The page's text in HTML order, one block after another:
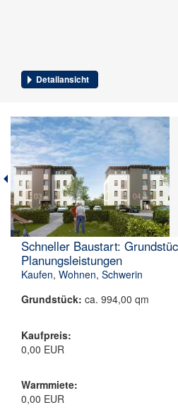
Detailansicht
Schneller Baustart:
Planungsleistungen
Kaufen, Wohnen, Schwerin
Grundstück: ca. 994,00 qm
Kaufpreis:
0,00 EUR
Warmmiete:
0,00 EUR